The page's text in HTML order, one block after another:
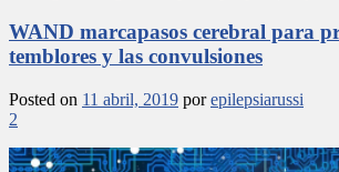
WAND marcapasos cerebral para
temblores y las convulsiones
Posted on 11 abril, 2019 porepilepsiarussi
2